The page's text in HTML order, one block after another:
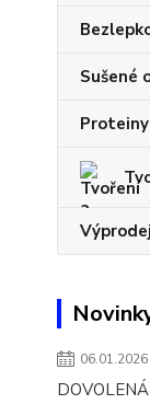
Sušené
Proteiny
Výprodej
06.01.2026